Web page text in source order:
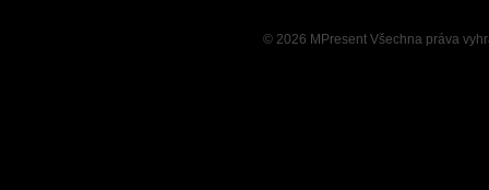
© 2026 MPresent Všechna práva